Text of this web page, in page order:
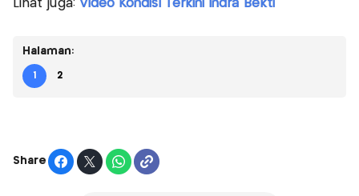
Lihat juga: Video Kondisi Terkini Indra Bekti
Halaman:
1 2
Share